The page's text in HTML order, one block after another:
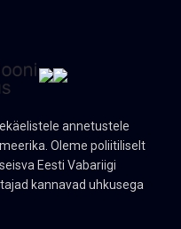
annetustele
Oleme poliitiliselt
Eesti Vabariigi
kannavad uhkusega